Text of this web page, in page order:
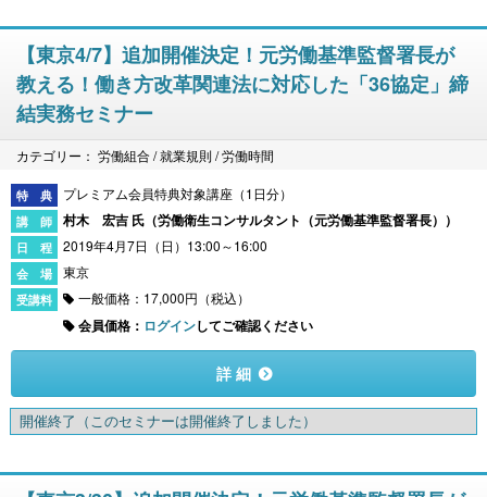
【東京4/7】追加開催決定！元労働基準監督署長が
教える！働き方改革関連法に対応した「36協定」締
結実務セミナー
カテゴリー： 労働組合 / 就業規則 / 労働時間
プレミアム会員特典対象講座（1日分）
村木 宏吉 氏（労働衛生コンサルタント（元労働基準監督署長） ）
2019年4月7日（日）13:00～16:00
東京
一般価格：17,000円（税込）
会員価格： ログインしてご確認ください
詳 細
開催終了 （このセミナーは開催終了しました）